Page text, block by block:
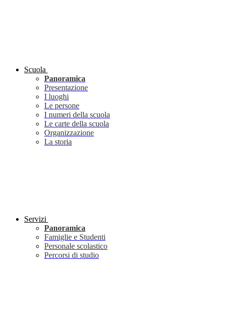
Scuola
Panoramica
Presentazione
I luoghi
Le persone
I numeri della scuola
Le carte della scuola
Organizzazione
La storia
Servizi
Panoramica
Famiglie e Studenti
Personale scolastico
Percorsi di studio